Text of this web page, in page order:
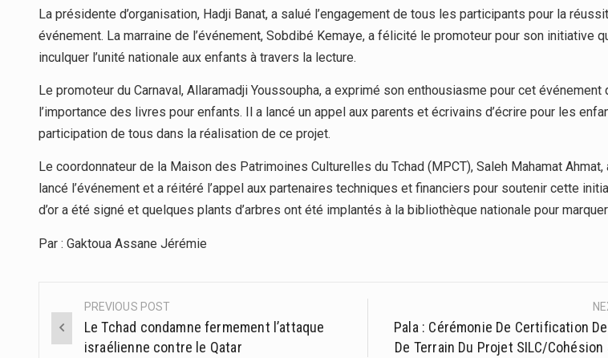
La présidente d’organisation, Hadji Banat, a salué l’engagement de tous les participants pour la
événement. La marraine de l’événement, Sobdibé Kemaye, a félicité le promoteur pour son initiative
inculquer l’unité nationale aux enfants à travers la lecture.
Le promoteur du Carnaval, Allaramadji Youssoupha, a exprimé son enthousiasme pour cet événement
l’importance des livres pour enfants. Il a lancé un appel aux parents et écrivains d’écrire pour les
participation de tous dans la réalisation de ce projet.
Le coordonnateur de la Maison des Patrimoines Culturelles du Tchad (MPCT), Saleh Mahamat
lancé l’événement et a réitéré l’appel aux partenaires techniques et financiers pour soutenir cette
d’or a été signé et quelques plants d’arbres ont été implantés à la bibliothèque nationale pour marquer
Par : Gaktoua Assane Jérémie
Post
navigation
PREVIOUS POST
Le Tchad condamne fermement l’attaque
israélienne contre le Qatar
Pala : Cérémonie De Certification De
De Terrain Du Projet SILC/Cohésion